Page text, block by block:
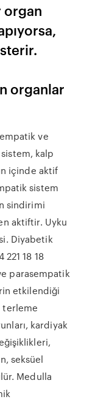
organlar
ve
kalp
içinde aktif
sistem
sindirimi
aktiftir. Uyku
Diyabetik
18 18
parasempatik
etkilendiği
terleme
kardiyak
seksüel
Medulla